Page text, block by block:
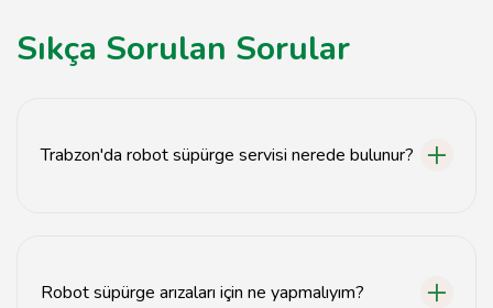
Sıkça Sorulan Sorular
Trabzon'da robot süpürge servisi nerede bulunur?
Robot süpürge arızaları için ne yapmalıyım?